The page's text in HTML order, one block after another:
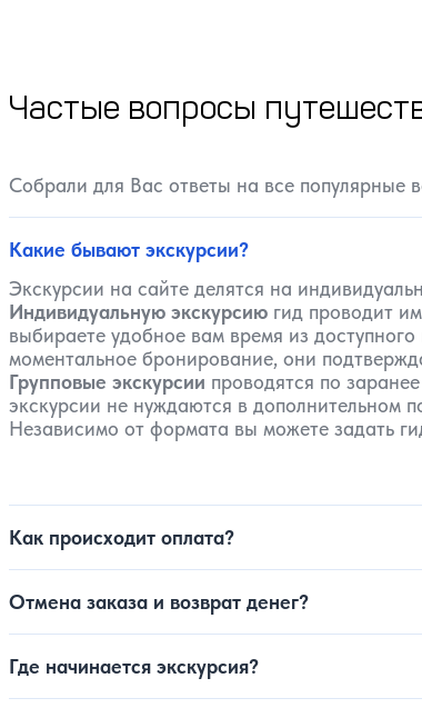
Частые вопросы
Собрали для Вас ответы на все популярные
Какие бывают экскурсии?
Экскурсии на сайте делятся на
Индивидуальную экскурсию гид проводит
выбираете удобное вам время из
моментальное бронирование, они
Групповые экскурсии проводятся по
экскурсии не нуждаются в дополнительном
Независимо от формата вы можете задать
Как происходит оплата?
Отмена заказа и возврат денег?
Где начинается экскурсия?